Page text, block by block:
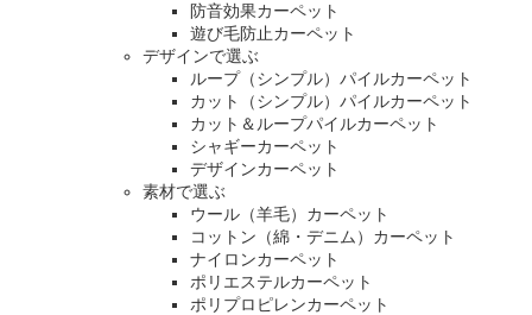
防音効果カーペット
遊び毛防止カーペット
デザインで選ぶ
ループ（シンプル）パイルカーペット
カット（シンプル）パイルカーペット
カット＆ループパイルカーペット
シャギーカーペット
デザインカーペット
素材で選ぶ
ウール（羊毛）カーペット
コットン（綿・デニム）カーペット
ナイロンカーペット
ポリエステルカーペット
ポリプロピレンカーペット